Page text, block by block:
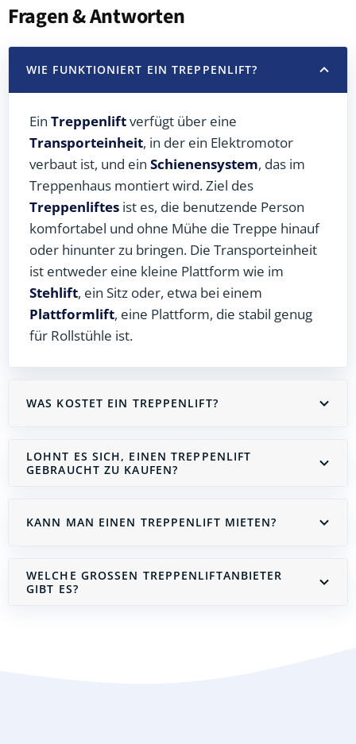
Fragen & Antworten
WIE FUNKTIONIERT EIN TREPPENLIFT?
Ein Treppenliftverfügt über eine
Transporteinheit, in der ein Elektromotor
verbaut ist, und ein Schienensystem, das im
Treppenhaus montiert wird. Ziel des
Treppenliftes ist es, die benutzende Person
komfortabel und ohne Mühe die Treppe hinauf
oder hinunter zu bringen. Die Transporteinheit
ist entweder eine kleine Plattform wie im
Stehlift, ein Sitz oder, etwa bei einem
Plattformlift, eine Plattform, die stabil genug
für Rollstühle ist.
WAS KOSTET EIN TREPPENLIFT?
LOHNT ES SICH, EINEN TREPPENLIFT
GEBRAUCHT ZU KAUFEN?
KANN MAN EINEN TREPPENLIFT MIETEN?
WELCHE GROSSEN TREPPENLIFTANBIETER G
IBT ES?